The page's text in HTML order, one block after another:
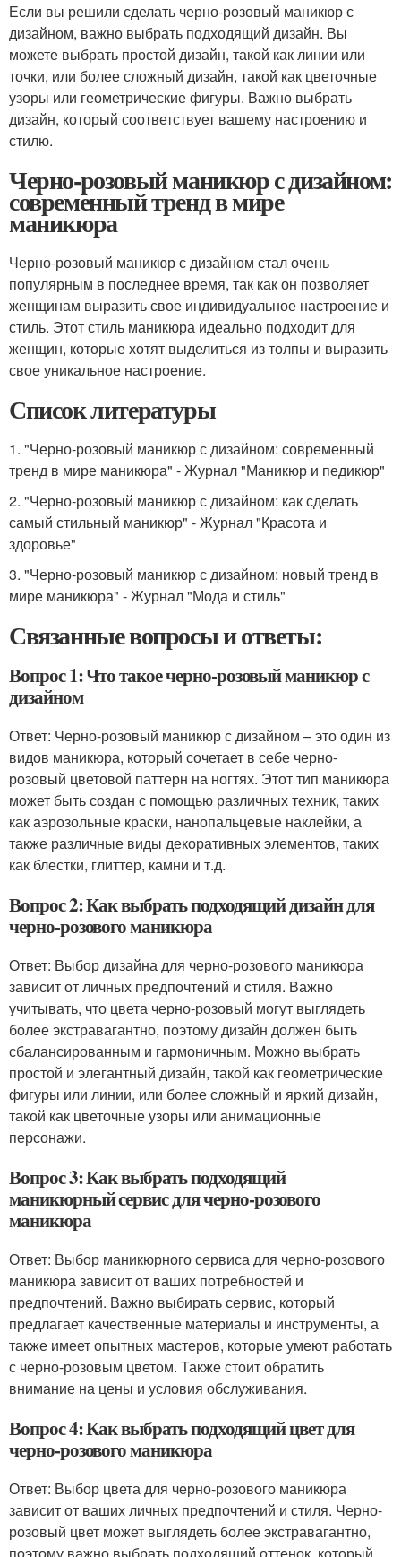
Если вы решили сделать черно-розовый маникюр с
дизайном, важно выбрать подходящий дизайн. Вы
можете выбрать простой дизайн, такой как линии или
точки, или более сложный дизайн, такой как цветочные
узоры или геометрические фигуры. Важно выбрать
дизайн, который соответствует вашему настроению и
стилю.
Черно-розовый маникюр с дизайном:
современный тренд в мире
маникюра
Черно-розовый маникюр с дизайном стал очень
популярным в последнее время, так как он позволяет
женщинам выразить свое индивидуальное настроение и
стиль. Этот стиль маникюра идеально подходит для
женщин, которые хотят выделиться из толпы и выразить
свое уникальное настроение.
Список литературы
1. "Черно-розовый маникюр с дизайном: современный
тренд в мире маникюра" - Журнал "Маникюр и педикюр"
2. "Черно-розовый маникюр с дизайном: как сделать
самый стильный маникюр" - Журнал "Красота и
здоровье"
3. "Черно-розовый маникюр с дизайном: новый тренд в
мире маникюра" - Журнал "Мода и стиль"
Связанные вопросы и ответы:
Вопрос 1: Что такое черно-розовый маникюр с
дизайном
Ответ: Черно-розовый маникюр с дизайном – это один из
видов маникюра, который сочетает в себе черно-
розовый цветовой паттерн на ногтях. Этот тип маникюра
может быть создан с помощью различных техник, таких
как аэрозольные краски, нанопальцевые наклейки, а
также различные виды декоративных элементов, таких
как блестки, глиттер, камни и т.д.
Вопрос 2: Как выбрать подходящий дизайн для
черно-розового маникюра
Ответ: Выбор дизайна для черно-розового маникюра
зависит от личных предпочтений и стиля. Важно
учитывать, что цвета черно-розовый могут выглядеть
более экстравагантно, поэтому дизайн должен быть
сбалансированным и гармоничным. Можно выбрать
простой и элегантный дизайн, такой как геометрические
фигуры или линии, или более сложный и яркий дизайн,
такой как цветочные узоры или анимационные
персонажи.
Вопрос 3: Как выбрать подходящий
маникюрный сервис для черно-розового
маникюра
Ответ: Выбор маникюрного сервиса для черно-розового
маникюра зависит от ваших потребностей и
предпочтений. Важно выбирать сервис, который
предлагает качественные материалы и инструменты, а
также имеет опытных мастеров, которые умеют работать
с черно-розовым цветом. Также стоит обратить
внимание на цены и условия обслуживания.
Вопрос 4: Как выбрать подходящий цвет для
черно-розового маникюра
Ответ: Выбор цвета для черно-розового маникюра
зависит от ваших личных предпочтений и стиля. Черно-
розовый цвет может выглядеть более экстравагантно,